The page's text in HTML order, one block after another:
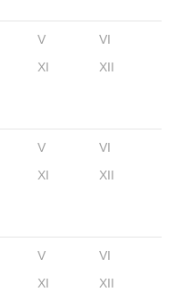
V
VI
XI XII
V
VI
XI XII
V
VI
XI XII